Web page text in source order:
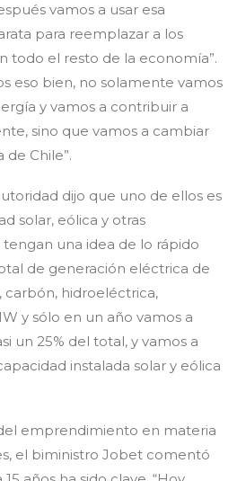
vamos a usar esa
para reemplazar a los
todo el resto de la economía”.
eso bien, no solamente vamos
y vamos a contribuir a
sino que vamos a cambiar
Chile”.
dijo que uno de ellos es
solar, eólica y otras
tengan una idea de lo rápido
de generación eléctrica de
carbón, hidroeléctrica,
y sólo en un año vamos a
un 25% del total, y vamos a
instalada solar y eólica
emprendimiento en materia
el biministro Jobet comentó